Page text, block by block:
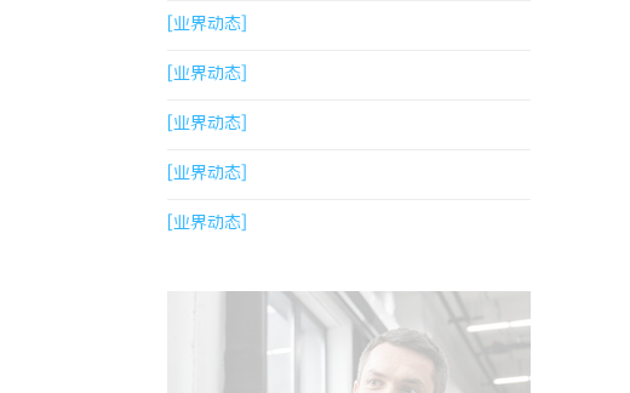
的眉眼唇，才是你整张脸的点睛之笔！淡颜系女
生的气质加分项
[业界动态]
[业界动态]
[业界动态]
[业界动态]
[业界动态]